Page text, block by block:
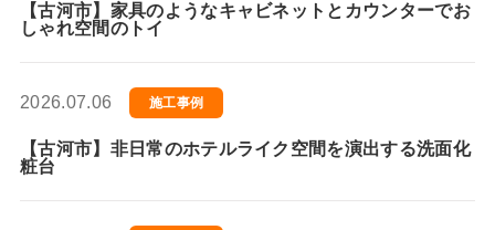
【古河市】家具のようなキャビネットとカウンターでお
しゃれ空間のトイ
2026.07.06 施工事例
【古河市】非日常のホテルライク空間を演出する洗面化
粧台